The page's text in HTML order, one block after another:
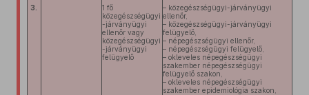
3.
1 fő
közegészségügyi
-járványügyi
ellenőr vagy
közegészségügyi
-járványügyi
felügyelő
– közegészségügyi-járványügyi
ellenőr,
– közegészségügyi-járványügyi
felügyelő,
– népegészségügyi ellenőr,
– népegészségügyi felügyelő,
– okleveles népegészségügyi
szakember népegészségügyi
felügyelő szakon,
– okleveles népegészségügyi
szakember epidemiológia szakon,